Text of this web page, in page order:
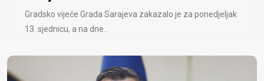
Gradsko vijeće Grada Sarajeva zakazalo je za ponedjeljak
13. sjednicu, a na dne..